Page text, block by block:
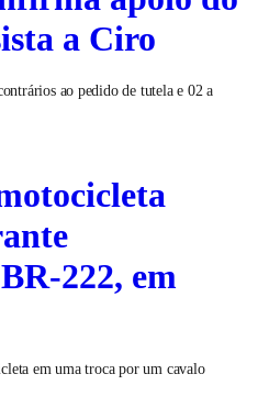
a Ciro
ao pedido de tutela e 02 a
222, em
em uma troca por um cavalo